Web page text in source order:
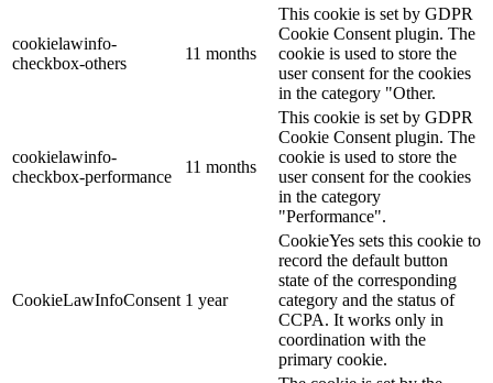
cookielawinfo-
checkbox-others
11 months
This cookie is set by GDPR
Cookie Consent plugin. The
cookie is used to store the
user consent for the cookies
in the category "Other.
cookielawinfo-
checkbox-performance
11 months
This cookie is set by GDPR
Cookie Consent plugin. The
cookie is used to store the
user consent for the cookies
in the category
"Performance".
CookieLawInfoConsent 1 year
CookieYes sets this cookie to
record the default button
state of the corresponding
category and the status of
CCPA. It works only in
coordination with the
primary cookie.